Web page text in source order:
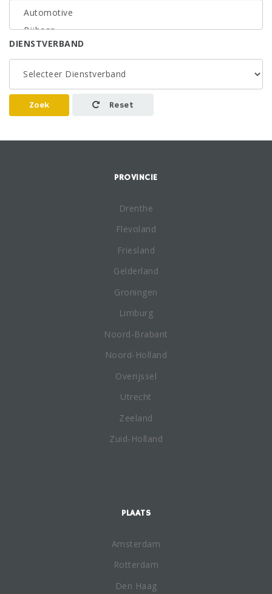
DIENSTVERBAND
Zoek Reset
PROVINCIE
Drenthe
Flevoland
Friesland
Gelderland
Groningen
Limburg
Noord-Brabant
Noord-Holland
Overijssel
Utrecht
Zeeland
Zuid-Holland
PLAATS
Amsterdam
Rotterdam
Den Haag